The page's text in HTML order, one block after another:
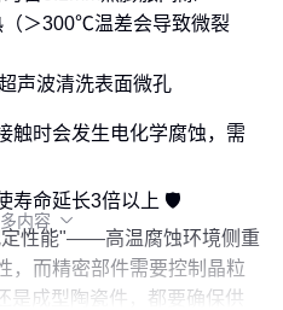
（＞300℃温差会导致微裂
声波清洗表面微孔
触时会发生电化学腐蚀，需
寿命延长3倍以上 🛡️
定性能"——高温腐蚀环境侧重
，而精密部件需要控制晶粒
是成型陶瓷件，都要确保供
内容 